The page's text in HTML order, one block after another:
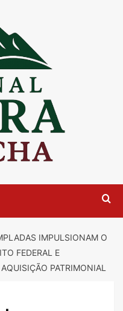
IMPULSIONAM O
FEDERAL E
PATRIMONIAL